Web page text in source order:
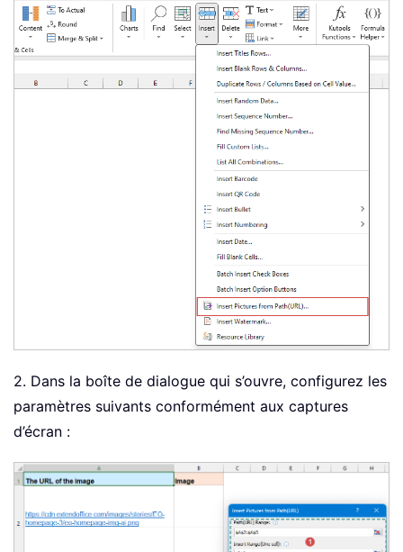
2. Dans la boîte de dialogue qui s’ouvre, configurez les
paramètres suivants conformément aux captures
d’écran :